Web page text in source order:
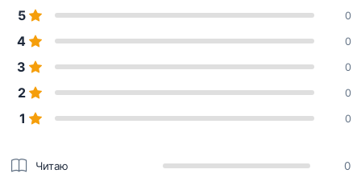
5 0
4 0
3 0
2 0
1 0
Читаю 0